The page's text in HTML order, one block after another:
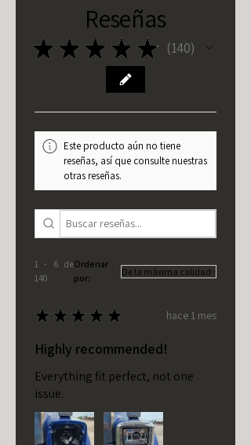
Reseñas
★ ★ ★ ★ ★ 140
140
Este producto aún no tiene
reseñas, así que consulte nuestras
otras reseñas.
1 - 6 de
140
Ordenar
por:
★ ★ ★ ★ ★ hace 1 mes
Highly recommended!
Everything fit perfect, not one
issue.